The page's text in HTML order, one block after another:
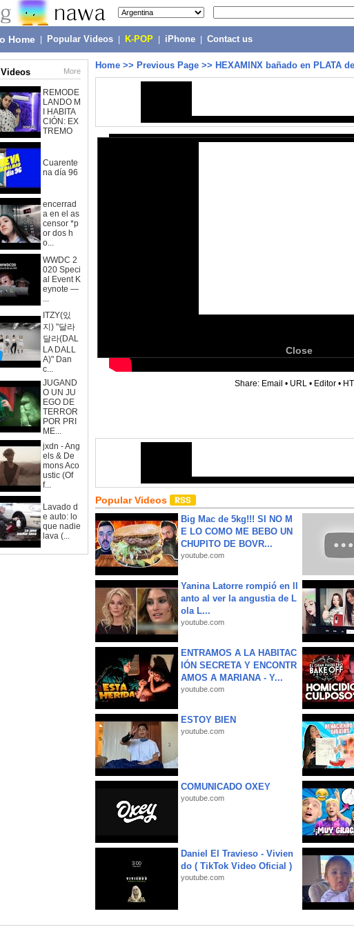
Home Popular Videos K-POP iPhone Contact us
More
REMODE
LANDO M
I HABITA
CIÓN: EX
TREMO
Cuarente
na día 96
encerrad
a en el as
censor *p
or dos h
o...
WWDC 2
020 Speci
al Event K
eynote —
...
ITZY(있
지) "달라
달라(DAL
LA DALL
A)" Dan
c...
JUGAND
O UN JU
EGO DE
TERROR
POR PRI
ME...
jxdn - Ang
els & De
mons Aco
ustic (Of
f...
Lavado d
e auto: lo
que nadie
lava (...
Home >> Previous Page >> HEXAMINX bañado en PLATA
Close
Share: Email • URL • Editor •
Popular Videos
Big Mac de 5kg!!! SI NO M
E LO COMO ME BEBO UN
CHUPITO DE BOVR...
youtube.com
Yanina Latorre rompió en ll
anto al ver la angustia de L
ola L...
youtube.com
ENTRAMOS A LA HABITAC
IÓN SECRETA Y ENCONTR
AMOS A MARIANA - Y...
youtube.com
ESTOY BIEN
youtube.com
COMUNICADO OXEY
youtube.com
Daniel El Travieso - Vivien
do ( TikTok Video Oficial )
youtube.com